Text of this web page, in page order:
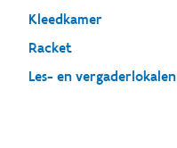
Kleedkamer
Racket
Les- en vergaderlokalen